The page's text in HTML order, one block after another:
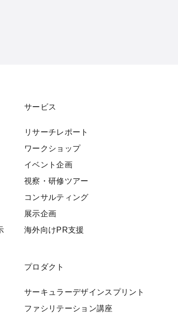
サービス
リサーチレポート
ワークショップ
イベント企画
視察・研修ツアー
コンサルティング
展示企画
海外向けPR支援
プロダクト
サーキュラーデザインスプリント
ファシリテーション講座